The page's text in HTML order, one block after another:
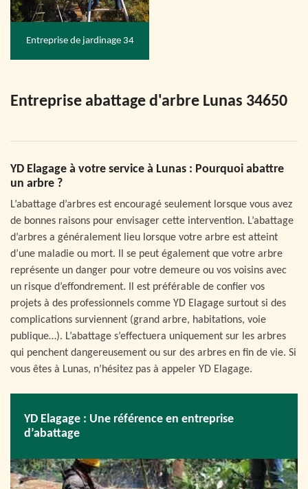
Entreprise de jardinage 34
Entreprise abattage d'arbre Lunas 34650
YD Elagage à votre service à Lunas : Pourquoi abattre
un arbre ?
L’abattage d’arbres est encouragé seulement lorsque vous avez
de bonnes raisons pour envisager cette intervention. L’abattage
d’arbres a généralement lieu lorsque votre arbre est atteint
d’une maladie ou mort. Il se peut également que votre arbre
représente un danger pour votre demeure ou vos voisins avec
un risque d’effondrement. Il est préférable de confier vos
projets à des professionnels comme YD Elagage surtout si des
complications surviennent (grand arbre, habitations, voie
publique…). L’abattage s’effectuera uniquement sur les arbres
qui penchent dangereusement ou sur des arbres en fin de vie. Si
vous êtes à Lunas, n’hésitez pas à appeler YD Elagage.
YD Elagage : Une référence en entreprise
d’abattage